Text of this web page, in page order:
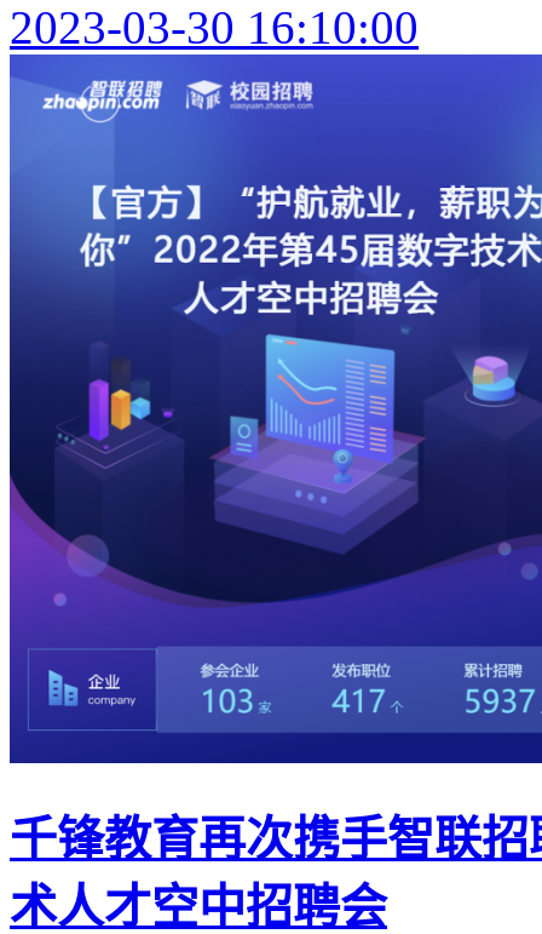
2023-03-30 16:10:00
千锋教育再次携手智联
术人才空中招聘会